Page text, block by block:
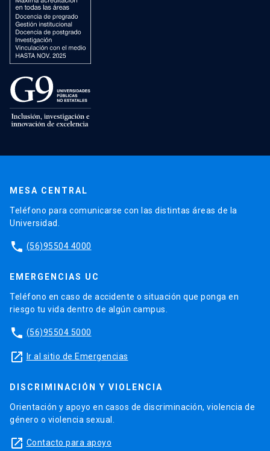
MESA CENTRAL
Teléfono para comunicarse con las distintas áreas de la
Universidad.
phone (56)95504 4000
EMERGENCIAS UC
Teléfono en caso de accidente o situación que ponga en
riesgo tu vida dentro de algún campus.
phone (56)95504 5000
launch Ir al sitio de Emergencias
DISCRIMINACIÓN Y VIOLENCIA
Orientación y apoyo en casos de discriminación, violencia de
género o violencia sexual.
launch Contacto para apoyo